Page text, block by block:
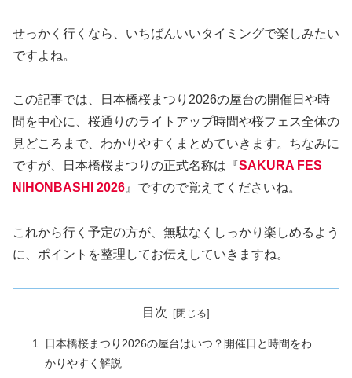
せっかく行くなら、いちばんいいタイミングで楽しみたい
ですよね。
この記事では、日本橋桜まつり2026の屋台の開催日や時
間を中心に、桜通りのライトアップ時間や桜フェス全体の
見どころまで、わかりやすくまとめていきます。ちなみに
ですが、日本橋桜まつりの正式名称は『SAKURA FES
NIHONBASHI 2026 』ですので覚えてくださいね。
これから行く予定の方が、無駄なくしっかり楽しめるよう
に、ポイントを整理してお伝えしていきますね。
目次
日本橋桜まつり2026の屋台はいつ？開催日と時間をわ
かりやすく解説